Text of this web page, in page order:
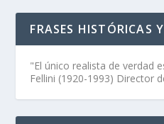
FRASES HISTÓRICAS
"El único realista de verdad
Fellini (1920-1993) Director